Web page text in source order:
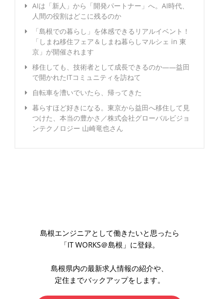
AIは「新人」から「開発パートナー」へ。AI時代、
人間の役割はどこに残るのか
「島根での暮らし」を体感できるリアルイベント！
「しまね移住フェア＆しまね暮らしマルシェ in 東
京」が開催されます
移住しても、技術者として成長できるのか――益田
で開かれたITコミュニティを訪ねて
自転車を漕いでいたら、帰ってきた
暮らすほど好きになる。東京から益田へ移住して見
つけた、本当の豊かさ／株式会社グローバルビジョ
ンテクノロジー 山崎竜也さん
島根エンジニアとして働きたいと思ったら
「IT WORKS＠島根」に登録。
島根県内の最新求人情報の紹介や、
定住までバックアップをします。